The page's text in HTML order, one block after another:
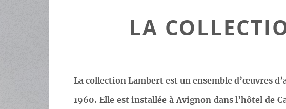
LA
La collection Lambert est un ensemble d’œuvres
1960. Elle est installée à Avignon dans l’hôtel de